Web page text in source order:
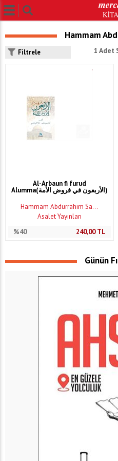
Hammam
Filtrele 1 Adet
Al-Arbaun fi furud
Alumma(الأربعون في فروض الأمة)
Hammam Abdurrahim Sa...
Asalet Yayınları
%40
240,00TL
Günün